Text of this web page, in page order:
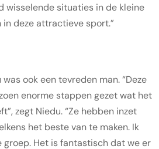
wisselende situaties in de kleine
deze attractieve sport.”
ook een tevreden man. “Deze
enorme stappen gezet wat het
zegt Niedu. “Ze hebben inzet
het beste van te maken. Ik
groep. Het is fantastisch dat we er